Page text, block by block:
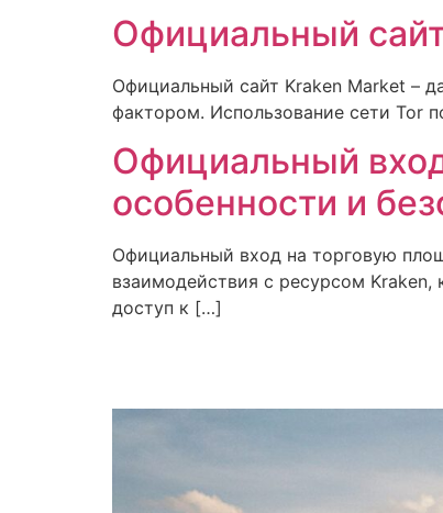
Официальный
Официальный сайт Kraken Market –
фактором. Использование сети Tor
Официальный
особенности и
Официальный вход на торговую
взаимодействия с ресурсом
доступ к […]